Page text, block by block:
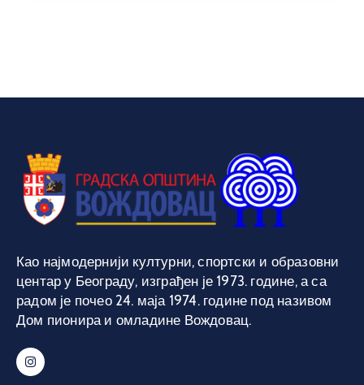
Као најмодернији културни, спортски и образовни
центар у Београду, изграђен је 1973. године, а са
радом је почео 24. маја 1974. године под називом
Дом пионира и омладине Вождовац.